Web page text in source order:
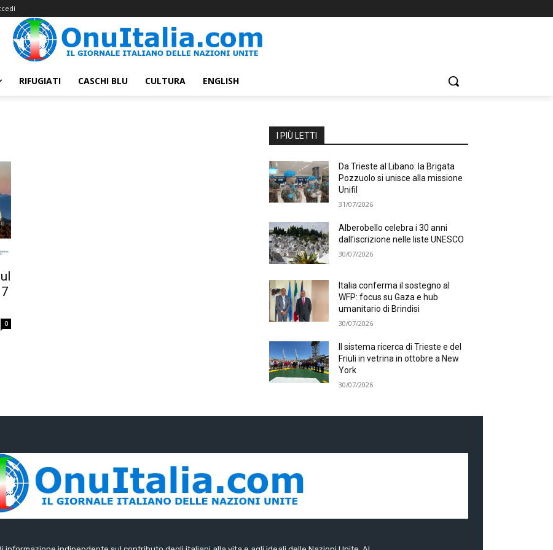
RIFUGIATI CASCHI BLU CULTURA ENGLISH
0
I PIÙ LETTI
Da Trieste al Libano: la Brigata
Pozzuolo si unisce alla missione
Unifil
31/07/2026
Alberobello celebra i 30 anni
dall’iscrizione nelle liste UNESCO
30/07/2026
Italia conferma il sostegno al
WFP: focus su Gaza e hub
umanitario di Brindisi
30/07/2026
Il sistema ricerca di Trieste e del
Friuli in vetrina in ottobre a New
York
30/07/2026